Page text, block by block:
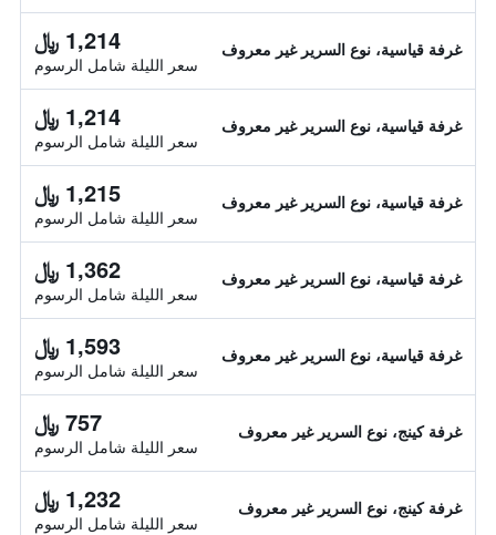
غرفة قياسية، نوع السرير غير معروف 1,214 ﷼
سعر الليلة شامل الرسوم
غرفة قياسية، نوع السرير غير معروف 1,214 ﷼
سعر الليلة شامل الرسوم
غرفة قياسية، نوع السرير غير معروف 1,215 ﷼
سعر الليلة شامل الرسوم
غرفة قياسية، نوع السرير غير معروف 1,362 ﷼
سعر الليلة شامل الرسوم
غرفة قياسية، نوع السرير غير معروف 1,593 ﷼
سعر الليلة شامل الرسوم
غرفة كينج، نوع السرير غير معروف 757 ﷼
سعر الليلة شامل الرسوم
غرفة كينج، نوع السرير غير معروف 1,232 ﷼
سعر الليلة شامل الرسوم